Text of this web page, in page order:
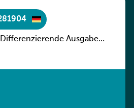
Arbeitsheft